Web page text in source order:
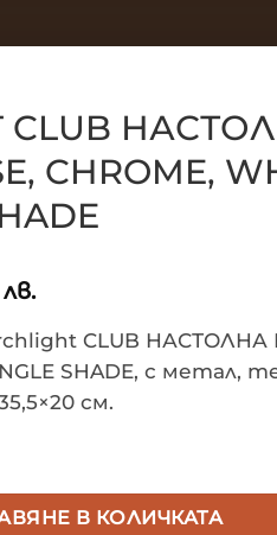
CLUB
CHROME,
лв.
CLUB НАСТОЛНА
SHADE, с метал,
см.
CLUB НАСТОЛНА ЛАМПА
В КОЛИЧКАТА